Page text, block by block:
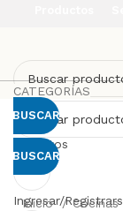
BUSCAR
Favoritos
Ingresar/
CATEGORÍAS
BUSCAR
Click to enlarge
Inicio